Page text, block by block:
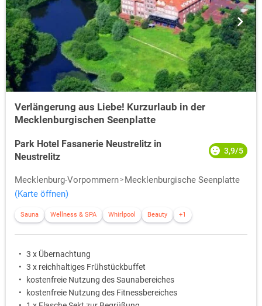
Verlängerung aus Liebe! Kurzurlaub in der
Mecklenburgischen Seenplatte
Park Hotel Fasanerie Neustrelitz in
Neustrelitz
3,9/5
Mecklenburg-Vorpommern
Mecklenburgische Seenplatte
(Karte öffnen)
Sauna Wellness & SPA Whirlpool Beauty +1
3 x Übernachtung
3 x reichhaltiges Frühstückbuffet
kostenfreie Nutzung des Saunabereiches
kostenfreie Nutzung des Fitnessbereiches